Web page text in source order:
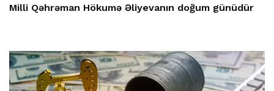
Milli Qəhrəman Hökumə Əliyevanın doğum günüdür